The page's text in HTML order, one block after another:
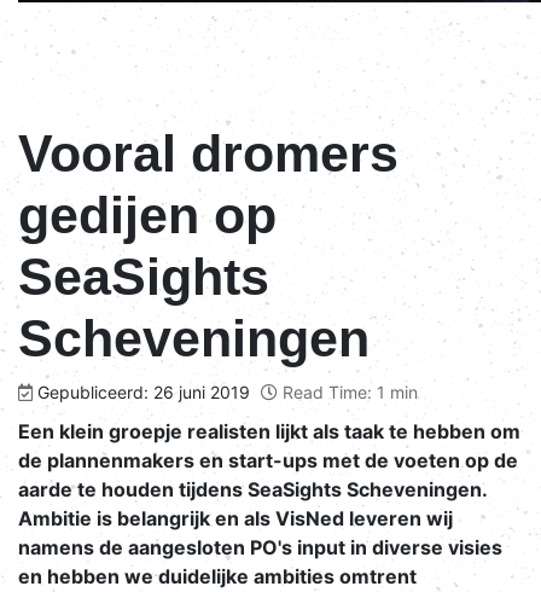
Vooral dromers
gedijen op
SeaSights
Scheveningen
Gepubliceerd: 26 juni 2019 Read Time: 1 min
Een klein groepje realisten lijkt als taak te hebben om
de plannenmakers en start-ups met de voeten op de
aarde te houden tijdens SeaSights Scheveningen.
Ambitie is belangrijk en als VisNed leveren wij
namens de aangesloten PO's input in diverse visies
en hebben we duidelijke ambities omtrent